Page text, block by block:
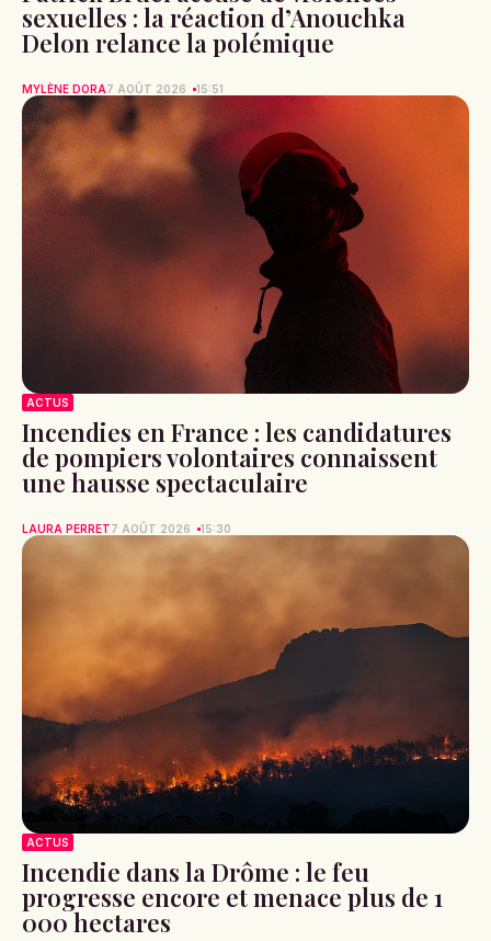
sexuelles : la réaction d’Anouchka
Delon relance la polémique
MYLÈNE DORA7 AOÛT 2026 15:51
ACTUS
Incendies en France : les candidatures
de pompiers volontaires connaissent
une hausse spectaculaire
LAURA PERRET7 AOÛT 2026 15:30
ACTUS
Incendie dans la Drôme : le feu
progresse encore et menace plus de 1
000 hectares